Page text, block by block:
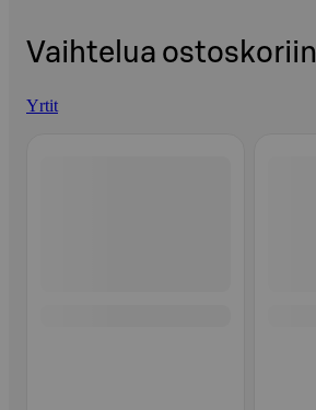
Vaihtelua ostoskoriin
Yrtit